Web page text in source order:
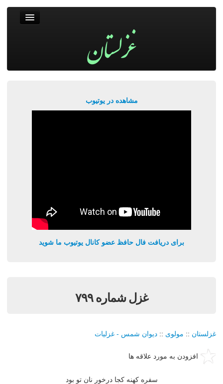
مشاهده در یوتیوب
برای دریافت فال حافظ عضو کانال یوتیوب ما شوید
غزل شماره ۷۹۹
غزلستان :: مولوی :: دیوان شمس - غزلیات
افزودن به مورد علاقه ها
سفره كهنه كجا درخور نان تو بود